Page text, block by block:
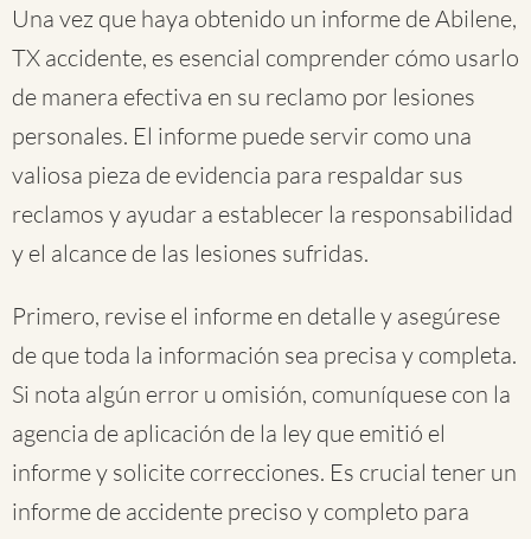
Una vez que haya obtenido un informe de Abilene,
TX accidente, es esencial comprender cómo usarlo
de manera efectiva en su reclamo por lesiones
personales. El informe puede servir como una
valiosa pieza de evidencia para respaldar sus
reclamos y ayudar a establecer la responsabilidad
y el alcance de las lesiones sufridas.
Primero, revise el informe en detalle y asegúrese
de que toda la información sea precisa y completa.
Si nota algún error u omisión, comuníquese con la
agencia de aplicación de la ley que emitió el
informe y solicite correcciones. Es crucial tener un
informe de accidente preciso y completo para